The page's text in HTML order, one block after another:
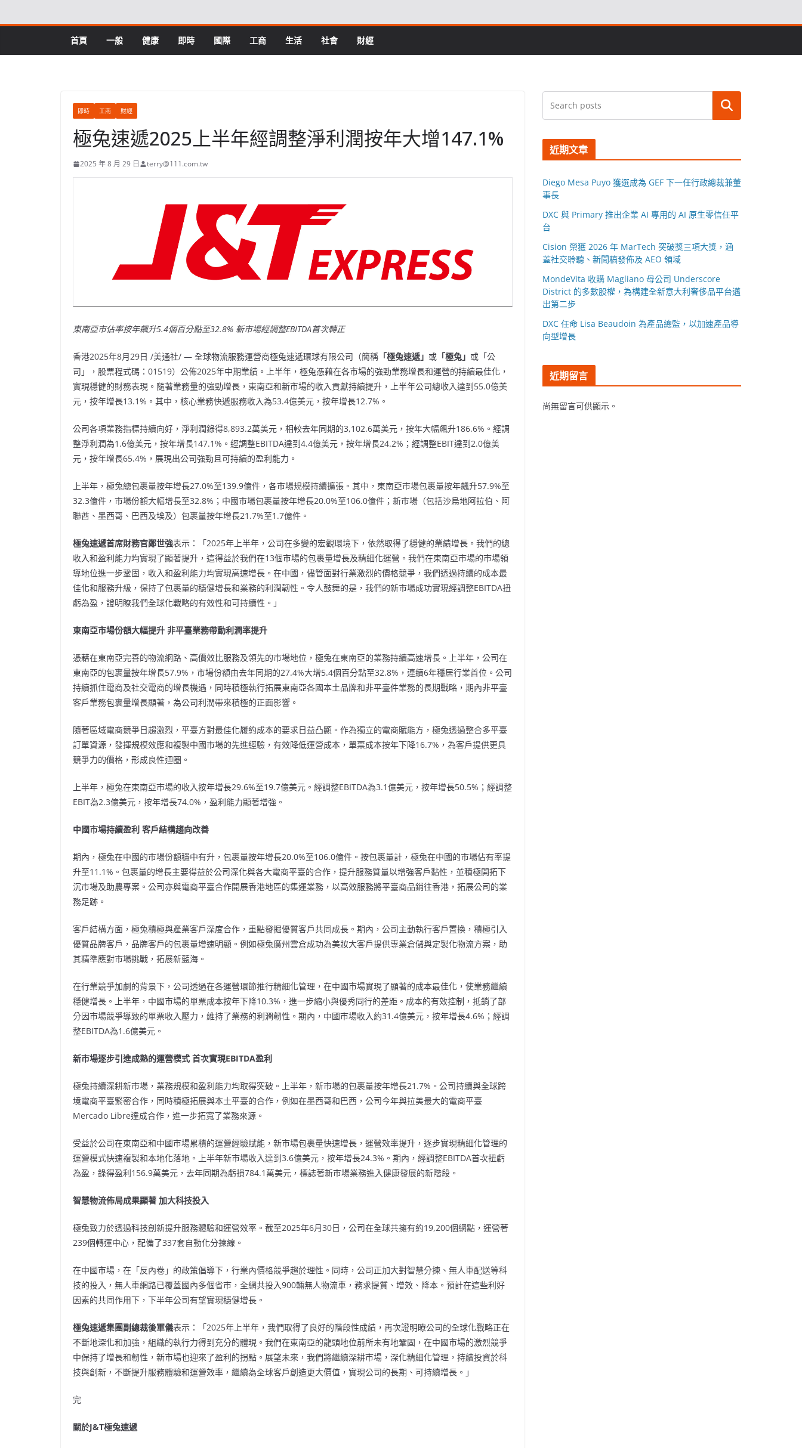
to
首頁 一般 健康 即時 國際 工商 生活 社會 財經
即時 工商 財經
極兔速遞2025上半年經調整淨利潤按年大增147.1%
2025 年 8 月 29 日 terry@111.com.tw
東南亞市佔率按年飆升5.4個百分點至32.8% 新市場經調整EBITDA首次轉正
香港2025年8月29日 /美通社/ — 全球物流服務運營商極兔速遞環球有限公司（簡稱 「極兔速遞」 或 「極兔」 或「公
司」，股票程式碼：01519）公佈2025年中期業績。上半年，極兔憑藉在各市場的強勁業務增長和運營的持續最佳化，
實現穩健的財務表現。隨著業務量的強勁增長，東南亞和新市場的收入貢獻持續提升，上半年公司總收入達到55.0億美
元，按年增長13.1%。其中，核心業務快遞服務收入為53.4億美元，按年增長12.7%。
公司各項業務指標持續向好，淨利潤錄得8,893.2萬美元，相較去年同期的3,102.6萬美元，按年大幅飆升186.6%。經調
整淨利潤為1.6億美元，按年增長147.1%。經調整EBITDA達到4.4億美元，按年增長24.2%；經調整EBIT達到2.0億美
元，按年增長65.4%，展現出公司強勁且可持續的盈利能力。
上半年，極兔總包裹量按年增長27.0%至139.9億件，各市場規模持續擴張。其中，東南亞市場包裹量按年飆升57.9%至
32.3億件，市場份額大幅增長至32.8%；中國市場包裹量按年增長20.0%至106.0億件；新市場（包括沙烏地阿拉伯、阿
聯酋、墨西哥、巴西及埃及）包裹量按年增長21.7%至1.7億件。
極兔速遞首席財務官鄭世強表示：「2025年上半年，公司在多變的宏觀環境下，依然取得了穩健的業績增長。我們的總
收入和盈利能力均實現了顯著提升，這得益於我們在13個市場的包裹量增長及精細化運營。我們在東南亞市場的市場領
導地位進一步鞏固，收入和盈利能力均實現高速增長。在中國，儘管面對行業激烈的價格競爭，我們透過持續的成本最
佳化和服務升級，保持了包裹量的穩健增長和業務的利潤韌性。令人鼓舞的是，我們的新市場成功實現經調整EBITDA扭
虧為盈，證明瞭我們全球化戰略的有效性和可持續性。」
東南亞市場份額大幅提升 非平臺業務帶動利潤率提升
憑藉在東南亞完善的物流網路、高價效比服務及領先的市場地位，極兔在東南亞的業務持續高速增長。上半年，公司在
東南亞的包裹量按年增長57.9%，市場份額由去年同期的27.4%大增5.4個百分點至32.8%，連續6年穩居行業首位。公司
持續抓住電商及社交電商的增長機遇，同時積極執行拓展東南亞各國本土品牌和非平臺件業務的長期戰略，期內非平臺
客戶業務包裹量增長顯著，為公司利潤帶來積極的正面影響。
隨著區域電商競爭日趨激烈，平臺方對最佳化履約成本的要求日益凸顯。作為獨立的電商賦能方，極兔透過整合多平臺
訂單資源，發揮規模效應和複製中國市場的先進經驗，有效降低運營成本，單票成本按年下降16.7%，為客戶提供更具
競爭力的價格，形成良性迴圈。
上半年，極兔在東南亞市場的收入按年增長29.6%至19.7億美元。經調整EBITDA為3.1億美元，按年增長50.5%；經調整
EBIT為2.3億美元，按年增長74.0%，盈利能力顯著增強。
中國市場持續盈利 客戶結構趨向改善
期內，極兔在中國的市場份額穩中有升，包裹量按年增長20.0%至106.0億件。按包裹量計，極兔在中國的市場佔有率提
升至11.1%。包裹量的增長主要得益於公司深化與各大電商平臺的合作，提升服務質量以增強客戶黏性，並積極開拓下
沉市場及助農專案。公司亦與電商平臺合作開展香港地區的集運業務，以高效服務將平臺商品銷往香港，拓展公司的業
務足跡。
客戶結構方面，極兔積極與產業客戶深度合作，重點發掘優質客戶共同成長。期內，公司主動執行客戶置換，積極引入
優質品牌客戶，品牌客戶的包裹量增速明顯。例如極兔廣州雲倉成功為美妝大客戶提供專業倉儲與定製化物流方案，助
其精準應對市場挑戰，拓展新藍海。
在行業競爭加劇的背景下，公司透過在各運營環節推行精細化管理，在中國市場實現了顯著的成本最佳化，使業務繼續
穩健增長。上半年，中國市場的單票成本按年下降10.3%，進一步縮小與優秀同行的差距。成本的有效控制，抵銷了部
分因市場競爭導致的單票收入壓力，維持了業務的利潤韌性。期內，中國市場收入約31.4億美元，按年增長4.6%；經調
整EBITDA為1.6億美元。
新市場逐步引進成熟的運營模式 首次實現EBITDA盈利
極兔持續深耕新市場，業務規模和盈利能力均取得突破。上半年，新市場的包裹量按年增長21.7%。公司持續與全球跨
境電商平臺緊密合作，同時積極拓展與本土平臺的合作，例如在墨西哥和巴西，公司今年與拉美最大的電商平臺
Mercado Libre達成合作，進一步拓寬了業務來源。
受益於公司在東南亞和中國市場累積的運營經驗賦能，新市場包裹量快速增長，運營效率提升，逐步實現精細化管理的
運營模式快速複製和本地化落地。上半年新市場收入達到3.6億美元，按年增長24.3%。期內，經調整EBITDA首次扭虧
為盈，錄得盈利156.9萬美元，去年同期為虧損784.1萬美元，標誌著新市場業務進入健康發展的新階段。
智慧物流佈局成果顯著 加大科技投入
極兔致力於透過科技創新提升服務體驗和運營效率。截至2025年6月30日，公司在全球共擁有約19,200個網點，運營著
239個轉運中心，配備了337套自動化分揀線。
在中國市場，在「反內卷」的政策倡導下，行業內價格競爭趨於理性。同時，公司正加大對智慧分揀、無人車配送等科
技的投入，無人車網路已覆蓋國內多個省市，全網共投入900輛無人物流車，務求提質、增效、降本。預計在這些利好
因素的共同作用下，下半年公司有望實現穩健增長。
極兔速遞集團副總裁後軍儀表示：「2025年上半年，我們取得了良好的階段性成績，再次證明瞭公司的全球化戰略正在
不斷地深化和加強，組織的執行力得到充分的體現。我們在東南亞的龍頭地位前所未有地鞏固，在中國市場的激烈競爭
中保持了增長和韌性，新市場也迎來了盈利的拐點。展望未來，我們將繼續深耕市場，深化精細化管理，持續投資於科
技與創新，不斷提升服務體驗和運營效率，繼續為全球客戶創造更大價值，實現公司的長期、可持續增長。」
完
關於J&T極兔速遞
搜尋
近期文章
Diego Mesa Puyo 獲選成為 GEF 下一任行政總裁兼董
事長
DXC 與 Primary 推出企業 AI 專用的 AI 原生零信任平
台
Cision 榮獲 2026 年 MarTech 突破獎三項大獎，涵
蓋社交聆聽、新聞稿發佈及 AEO 領域
MondeVita 收購 Magliano 母公司 Underscore
District 的多數股權，為構建全新意大利奢侈品平台邁
出第二步
DXC 任命 Lisa Beaudoin 為產品總監，以加速產品導
向型增長
近期留言
尚無留言可供顯示。